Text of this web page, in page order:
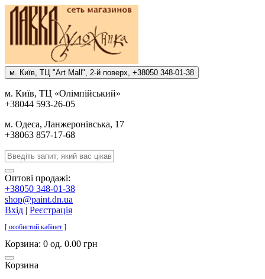
м. Киïв, ТЦ "Art Mall", 2-й поверх, +38050 348-01-38
м. Киïв, ТЦ «Олiмпiйський»
+38044 593-26-05
м. Одеса, Ланжеронiвська, 17
+38063 857-17-68
Оптові продажі:
+38050 348-01-38
shop@paint.dn.ua
Вхід | Реєстрація
[ особистий кабінет ]
Корзина: 0 од. 0.00 грн
Корзина